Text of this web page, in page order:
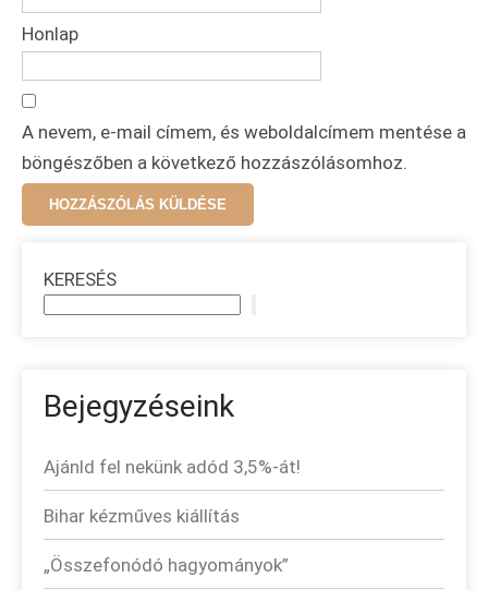
Honlap
A nevem, e-mail címem, és weboldalcímem mentése a
böngészőben a következő hozzászólásomhoz.
KERESÉS
Bejegyzéseink
Ajánld fel nekünk adód 3,5%-át!
Bihar kézműves kiállítás
„Összefonódó hagyományok”